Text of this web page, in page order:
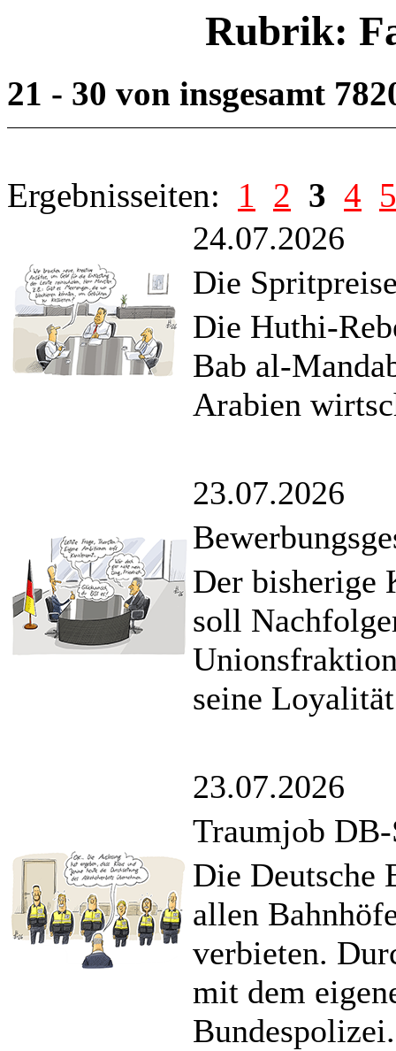
Rubrik:
21 - 30 von insgesamt
Ergebnisseiten: 1 2 3 4 5
24.07.2026
Die
Die Huthi-
Bab al-
Arabien
23.07.2026
Der bisherige
soll
seine
23.07.2026
Traumjob
Die Deutsche
allen
verbieten.
mit dem
Bundespolizei.